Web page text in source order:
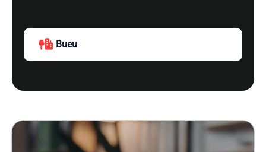
Bueu